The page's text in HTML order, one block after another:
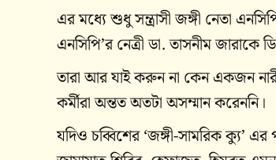
এর মধ্যে শুধু সন্ত্রাসী জঙ্গী নেতা
এনসিপি’র নেত্রী ডা. তাসনীম জারাকে
তারা আর যাই করুন না কেন একজন
কর্মীরা অন্তত অতটা অসম্মান করেননি।
যদিও চব্বিশের ‘জঙ্গী-সামরিক ক্যু’